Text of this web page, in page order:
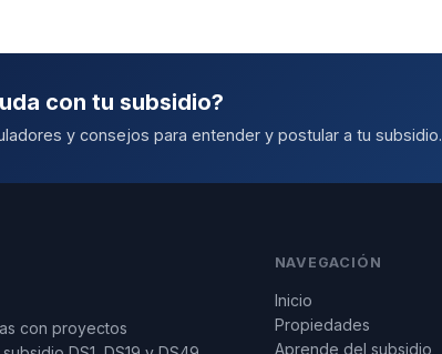
con tu subsidio?
y consejos para entender y postular a tu subsidio.
con proyectos
NAVEGACIÓN
Inicio
Propiedades
Aprende del subsidio